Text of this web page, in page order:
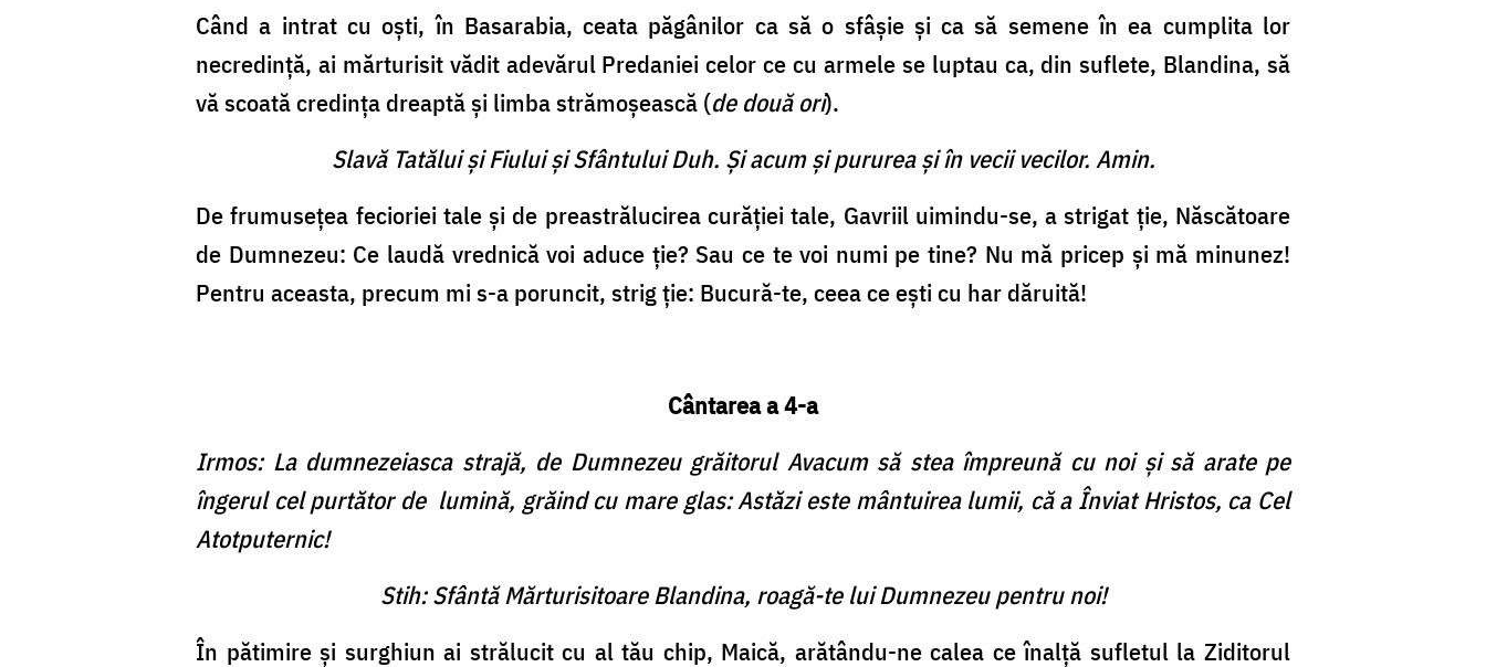
Când a intrat cu oști, în Basarabia, ceata păgânilor ca să o sfâșie și ca să semene în ea cumplita lor
necredință, ai mărturisit vădit adevărul Predaniei celor ce cu armele se luptau ca, din suflete, Blandina, să
vă scoată credința dreaptă și limba strămoșească (de două ori).
Slavă Tatălui şi Fiului şi Sfântului Duh. Şi acum şi pururea şi în vecii vecilor. Amin.
De frumusețea fecioriei tale și de preastrălucirea curăției tale, Gavriil uimindu-se, a strigat ție, Născătoare
de Dumnezeu: Ce laudă vrednică voi aduce ție? Sau ce te voi numi pe tine? Nu mă pricep și mă minunez!
Pentru aceasta, precum mi s-a poruncit, strig ție: Bucură-te, ceea ce ești cu har dăruită!
Cântarea a 4-a
Irmos: La dumnezeiasca strajă, de Dumnezeu grăitorul Avacum să stea împreună cu noi și să arate pe
îngerul cel purtător de lumină, grăind cu mare glas: Astăzi este mântuirea lumii, că a Înviat Hristos, ca Cel
Atotputernic!
Stih: Sfântă Mărturisitoare Blandina, roagă-te lui Dumnezeu pentru noi!
În pătimire și surghiun ai strălucit cu al tău chip, Maică, arătându-ne calea ce înalță sufletul la Ziditorul